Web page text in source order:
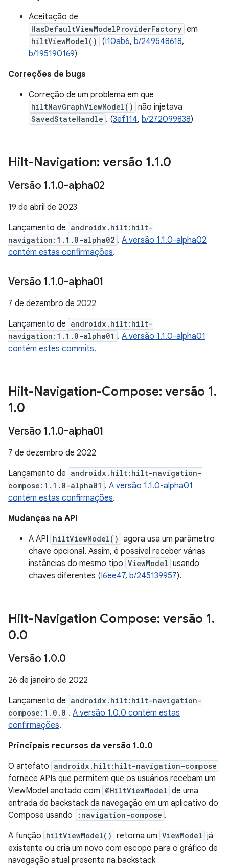
Aceitação de
HasDefaultViewModelProviderFactory em
hiltViewModel() (I10ab6, b/249548618,
b/195190169)
Correções de bugs
Correção de um problema em que
hiltNavGraphViewModel() não injetava
SavedStateHandle . (3ef114, b/272099838)
Hilt-Navigation: versão 1.1.0
Versão 1.1.0-alpha02
19 de abril de 2023
Lançamento de androidx.hilt:hilt-
navigation:1.1.0-alpha02 . A versão 1.1.0-alpha02
contém estas confirmações.
Versão 1.1.0-alpha01
7 de dezembro de 2022
Lançamento de androidx.hilt:hilt-
navigation:1.1.0-alpha01 . A versão 1.1.0-alpha01
contém estes commits.
Hilt-Navigation-Compose: versão 1.
1.0
Versão 1.1.0-alpha01
7 de dezembro de 2022
Lançamento de androidx.hilt:hilt-navigation-
compose:1.1.0-alpha01 . A versão 1.1.0-alpha01
contém estas confirmações.
Mudanças na API
A API hiltViewModel() agora usa um parâmetro
chave opcional. Assim, é possível receber várias
instâncias do mesmo tipo ViewModel usando
chaves diferentes (I6ee47, b/245139957).
Hilt-Navigation Compose: versão 1.
0.0
Versão 1.0.0
26 de janeiro de 2022
Lançamento de androidx.hilt:hilt-navigation-
compose:1.0.0 . A versão 1.0.0 contém estas
confirmações.
Principais recursos da versão 1.0.0
O artefato androidx.hilt:hilt-navigation-compose
fornece APIs que permitem que os usuários recebam um
ViewModel anotado com @HiltViewModel de uma
entrada de backstack da navegação em um aplicativo do
Compose usando
:navigation-compose .
A função hiltViewModel() retorna um ViewModel já
existente ou cria um novo com escopo para o gráfico de
navegação atual presente na backstack